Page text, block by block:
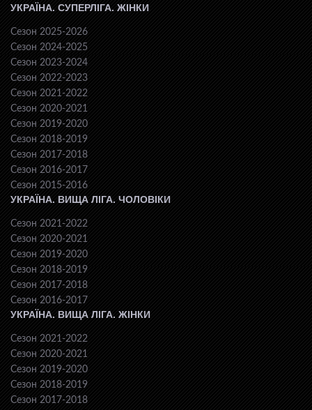
УКРАЇНА. СУПЕРЛІГА. ЖІНКИ
Сезон 2025-2026
Сезон 2024-2025
Сезон 2023-2024
Сезон 2022-2023
Сезон 2021-2022
Сезон 2020-2021
Сезон 2019-2020
Сезон 2018-2019
Сезон 2017-2018
Сезон 2016-2017
Сезон 2015-2016
УКРАЇНА. ВИЩА ЛІГА. ЧОЛОВІКИ
Сезон 2021-2022
Сезон 2020-2021
Сезон 2019-2020
Сезон 2018-2019
Сезон 2017-2018
Сезон 2016-2017
УКРАЇНА. ВИЩА ЛІГА. ЖІНКИ
Сезон 2021-2022
Сезон 2020-2021
Сезон 2019-2020
Сезон 2018-2019
Сезон 2017-2018